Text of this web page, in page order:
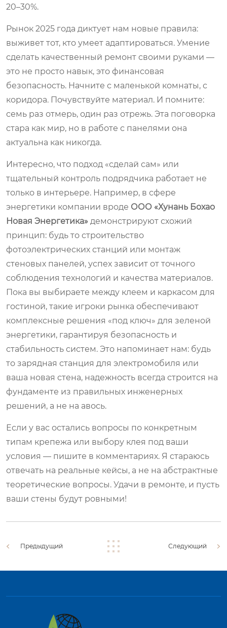
20–30%.
Рынок 2025 года диктует нам новые правила:
выживет тот, кто умеет адаптироваться. Умение
сделать качественный ремонт своими руками —
это не просто навык, это финансовая
безопасность. Начните с маленькой комнаты, с
коридора. Почувствуйте материал. И помните:
семь раз отмерь, один раз отрежь. Эта поговорка
стара как мир, но в работе с панелями она
актуальна как никогда.
Интересно, что подход «сделай сам» или
тщательный контроль подрядчика работает не
только в интерьере. Например, в сфере
энергетики компании вроде ООО «Хунань Бохао
Новая Энергетика» демонстрируют схожий
принцип: будь то строительство
фотоэлектрических станций или монтаж
стеновых панелей, успех зависит от точного
соблюдения технологий и качества материалов.
Пока вы выбираете между клеем и каркасом для
гостиной, такие игроки рынка обеспечивают
комплексные решения «под ключ» для зеленой
энергетики, гарантируя безопасность и
стабильность систем. Это напоминает нам: будь
то зарядная станция для электромобиля или
ваша новая стена, надежность всегда строится на
фундаменте из правильных инженерных
решений, а не на авось.
Если у вас остались вопросы по конкретным
типам крепежа или выбору клея под ваши
условия — пишите в комментариях. Я стараюсь
отвечать на реальные кейсы, а не на абстрактные
теоретические вопросы. Удачи в ремонте, и пусть
ваши стены будут ровными!
Предыдущий Следующий